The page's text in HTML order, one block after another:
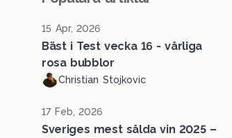
15 Apr, 2026
Bäst i Test vecka 16 - vårliga
rosa bubblor
Christian Stojkovic
17 Feb, 2026
Sveriges mest sålda vin 2025 –